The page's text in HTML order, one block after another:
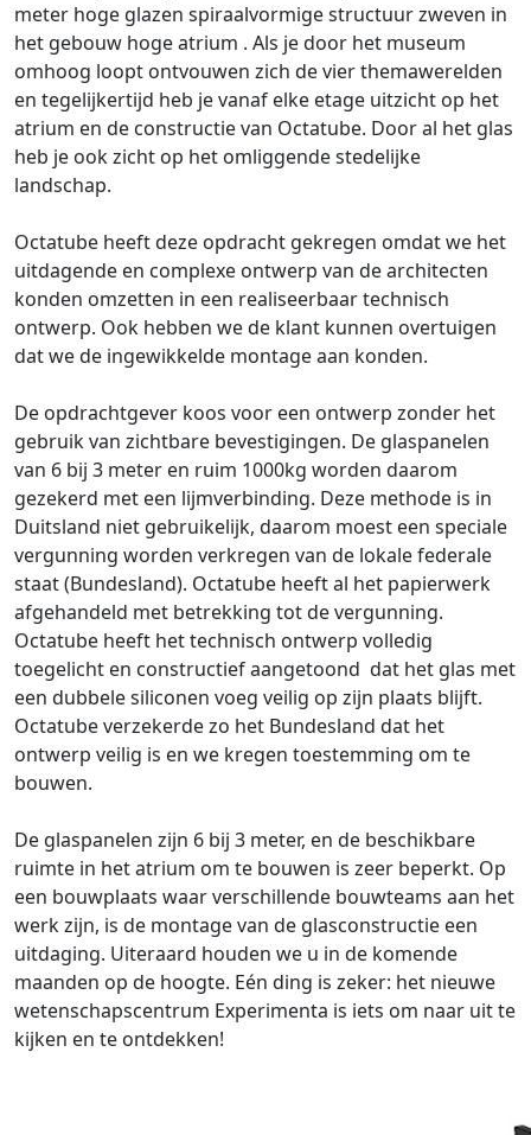
meter hoge glazen spiraalvormige structuur zweven in
het gebouw hoge atrium . Als je door het museum
omhoog loopt ontvouwen zich de vier themawerelden
en tegelijkertijd heb je vanaf elke etage uitzicht op het
atrium en de constructie van Octatube. Door al het glas
heb je ook zicht op het omliggende stedelijke
landschap.
Octatube heeft deze opdracht gekregen omdat we het
uitdagende en complexe ontwerp van de architecten
konden omzetten in een realiseerbaar technisch
ontwerp. Ook hebben we de klant kunnen overtuigen
dat we de ingewikkelde montage aan konden.
De opdrachtgever koos voor een ontwerp zonder het
gebruik van zichtbare bevestigingen. De glaspanelen
van 6 bij 3 meter en ruim 1000kg worden daarom
gezekerd met een lijmverbinding. Deze methode is in
Duitsland niet gebruikelijk, daarom moest een speciale
vergunning worden verkregen van de lokale federale
staat (Bundesland). Octatube heeft al het papierwerk
afgehandeld met betrekking tot de vergunning.
Octatube heeft het technisch ontwerp volledig
toegelicht en constructief aangetoond dat het glas met
een dubbele siliconen voeg veilig op zijn plaats blijft.
Octatube verzekerde zo het Bundesland dat het
ontwerp veilig is en we kregen toestemming om te
bouwen.
De glaspanelen zijn 6 bij 3 meter, en de beschikbare
ruimte in het atrium om te bouwen is zeer beperkt. Op
een bouwplaats waar verschillende bouwteams aan het
werk zijn, is de montage van de glasconstructie een
uitdaging. Uiteraard houden we u in de komende
maanden op de hoogte. Eén ding is zeker: het nieuwe
wetenschapscentrum Experimenta is iets om naar uit te
kijken en te ontdekken!